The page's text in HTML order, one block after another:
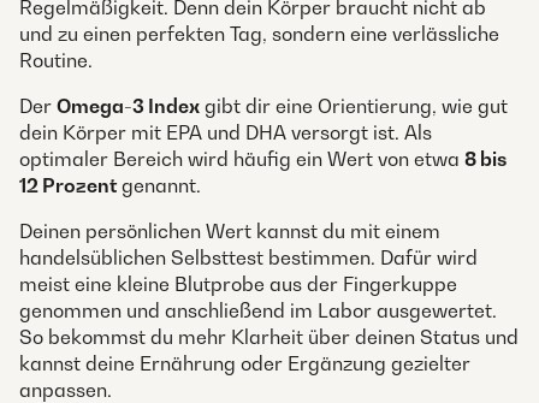
Regelmäßigkeit. Denn dein Körper braucht nicht ab
und zu einen perfekten Tag, sondern eine verlässliche
Routine.
Der Omega-3 Index gibt dir eine Orientierung, wie gut
dein Körper mit EPA und DHA versorgt ist. Als
optimaler Bereich wird häufig ein Wert von etwa 8 bis
12 Prozent genannt.
Deinen persönlichen Wert kannst du mit einem
handelsüblichen Selbsttest bestimmen. Dafür wird
meist eine kleine Blutprobe aus der Fingerkuppe
genommen und anschließend im Labor ausgewertet.
So bekommst du mehr Klarheit über deinen Status und
kannst deine Ernährung oder Ergänzung gezielter
anpassen.